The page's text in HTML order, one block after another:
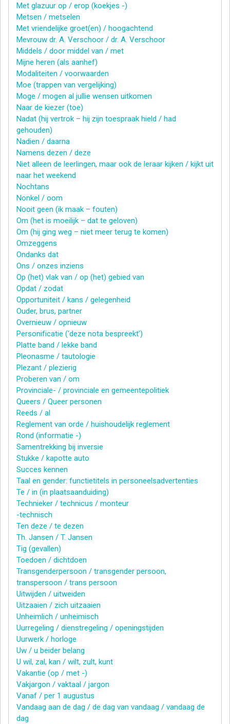
Met glazuur op / erop (koekjes -)
Metsen / metselen
Met vriendelijke groet(en) / hoogachtend
Mevrouw dr. A. Verschoor / dr. A. Verschoor
Middels / door middel van / met
Mijne heren (als aanhef)
Modaliteiten / voorwaarden
Moe (trappen van vergelijking)
Moge / mogen al jullie wensen uitkomen
Naar de kiezer (toe)
Nadat (hij vertrok – hij zijn toespraak hield / had
gehouden)
Nadien / daarna
Namens dezen / deze
Niet alleen de leerlingen, maar ook de leraar kijken / kijkt uit
naar het weekend
Nochtans
Nonkel / oom
Nooit geen (ik maak – fouten)
Om (het is moeilijk – dat te geloven)
Om (hij ging weg – niet meer terug te komen)
Omzeggens
Ondanks dat
Ons / onzes inziens
Op (het) vlak van / op (het) gebied van
Opdat / zodat
Opportuniteit / kans / gelegenheid
Ouder, brus, partner
Overnieuw / opnieuw
Personificatie (‘deze nota bespreekt’)
Platte band / lekke band
Pleonasme / tautologie
Plezant / plezierig
Proberen van / om
Provinciale- / provinciale en gemeentepolitiek
Queers / Queer personen
Reeds / al
Reglement van orde / huishoudelijk reglement
Rond (informatie -)
Samentrekking bij inversie
Stukke / kapotte auto
Succes kennen
Taal en gender: functietitels in personeelsadvertenties
Te / in (in plaatsaanduiding)
Technieker / technicus / monteur
-technisch
Ten deze / te dezen
Th. Jansen / T. Jansen
Tig (gevallen)
Toedoen / dichtdoen
Transgenderpersoon / transgender persoon,
transpersoon / trans persoon
Uitwijden / uitweiden
Uitzaaien / zich uitzaaien
Unheimlich / unheimisch
Uurregeling / dienstregeling / openingstijden
Uurwerk / horloge
Uw / u beider belang
U wil, zal, kan / wilt, zult, kunt
Vakantie (op / met -)
Vakjargon / vaktaal / jargon
Vanaf / per 1 augustus
Vandaag aan de dag / de dag van vandaag / vandaag de
dag